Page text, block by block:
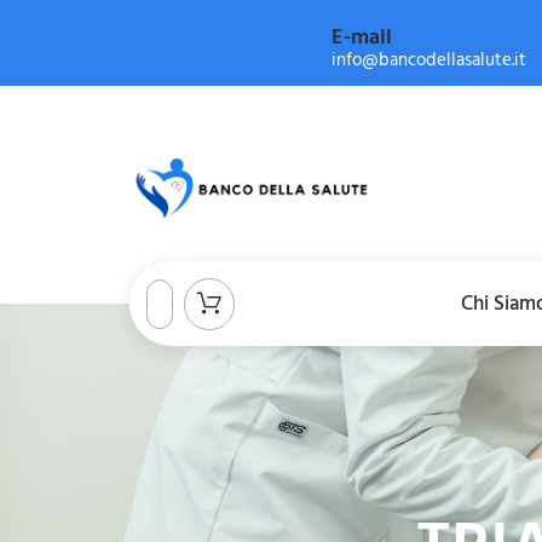
E-mail
info@bancodellasalute.it
Chi